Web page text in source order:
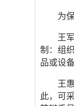
为
王
制：组
品或设
王
此，可